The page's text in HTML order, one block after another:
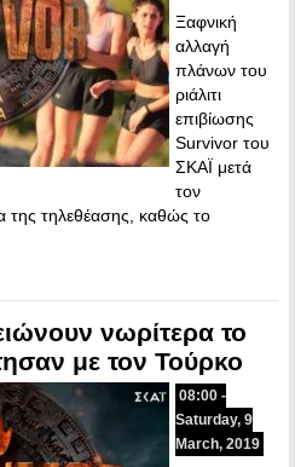
Ξαφνική
αλλαγή
πλάνων του
ριάλιτι
επιβίωσης
Survivor του
ΣΚΑΪ μετά
τον
της τηλεθέασης, καθώς το
νωρίτερα το
με τον Τούρκο
08:00 -
Saturday, 9
March, 2019